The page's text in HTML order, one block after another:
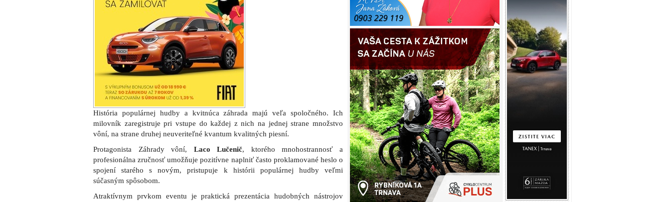
História populárnej hudby a kvitnúca záhrada majú veľa spoločného. Ich
milovník zaregistruje pri vstupe do každej z nich na jednej strane množstvo
vôní, na strane druhej neuveriteľné kvantum kvalitných piesní.
Protagonista Záhrady vôní, Laco Lučenič, ktorého mnohostrannosť a
profesionálna zručnosť umožňuje pozitívne naplniť často proklamované heslo o
spojení starého s novým, pristupuje k histórii populárnej hudby veľmi
súčasným spôsobom.
Atraktívnym prvkom eventu je praktická prezentácia hudobných nástrojov